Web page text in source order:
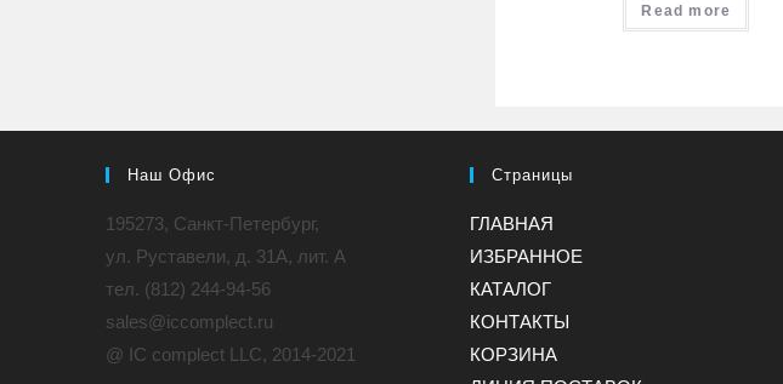
Read more
Наш Офис
195273, Санкт-Петербург,
ул. Руставели, д. 31A, лит. А
тел. (812) 244-94-56
sales@iccomplect.ru
@ IC complect LLC, 2014-2021
Страницы
ГЛАВНАЯ
ИЗБРАННОЕ
КАТАЛОГ
КОНТАКТЫ
КОРЗИНА